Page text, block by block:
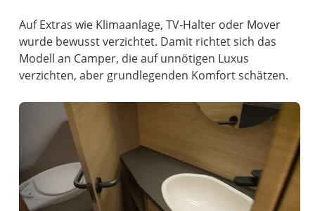
Auf Extras wie Klimaanlage, TV-Halter oder Mover
wurde bewusst verzichtet. Damit richtet sich das
Modell an Camper, die auf unnötigen Luxus
verzichten, aber grundlegenden Komfort schätzen.